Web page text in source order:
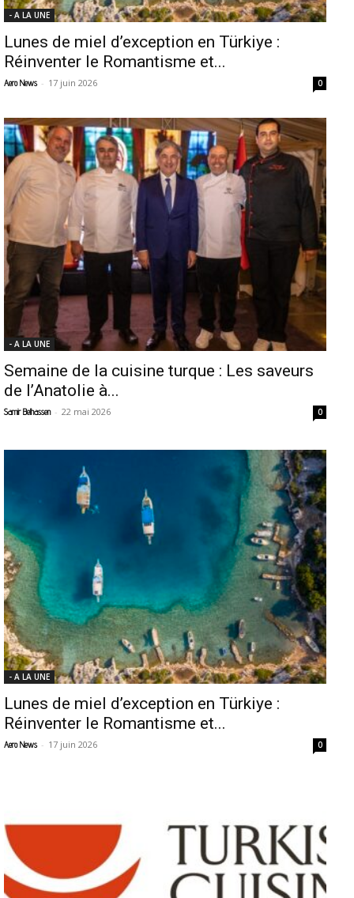
- A LA UNE
Lunes de miel d’exception en Türkiye :
Réinventer le Romantisme et...
Aero News - 17 juin 2026 0
- A LA UNE
Semaine de la cuisine turque : Les saveurs
de l’Anatolie à...
Samir Belhassen - 22 mai 2026 0
- A LA UNE
Lunes de miel d’exception en Türkiye :
Réinventer le Romantisme et...
Aero News - 17 juin 2026 0